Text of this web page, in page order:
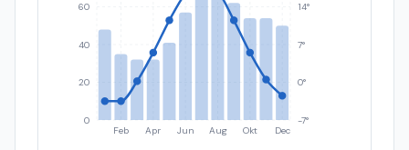
Feb Apr Jun Aug Okt Dec
0
20
40
60
-7°
0°
7°
14°